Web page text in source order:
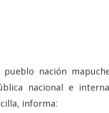
pueblo nación
nacional e
informa: